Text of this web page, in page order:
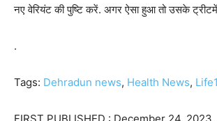
नए वेरियंट की पुष्टि करें. अगर ऐसा हुआ तो उसके
.
Tags: Dehradun news, Health News,